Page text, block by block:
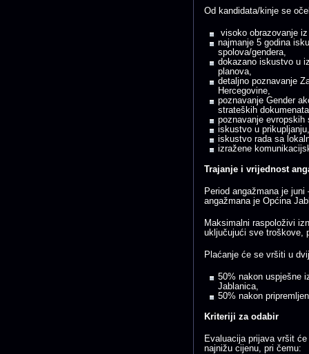
Od kandidata/kinje se
visoko obrazovanje
najmanje 5 godina
spolova/gendera,
dokazano iskustvo u
planova,
detaljno poznavanje
Hercegovine,
poznavanje Gender
strateških
poznavanje evropskih
iskustvo u
iskustvo rada sa
izražene
Trajanje i vrijednost
Period angažmana je
angažmana je Općina
Maksimalni raspoloživi
uključujući sve troškove,
Plaćanje će se vršiti u
50% nakon uspješne
Jablanica,
50% nakon
Kriteriji za odabir
Evaluacija prijava vršit
najnižu cijenu, pri čemu: